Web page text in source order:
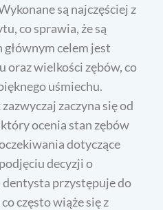
są najczęściej z
co sprawia, że są
głównym celem jest
oraz wielkości zębów, co
uśmiechu.
zaczyna się od
ocenia stan zębów
dotyczące
decyzji o
przystępuje do
często wiąże się z